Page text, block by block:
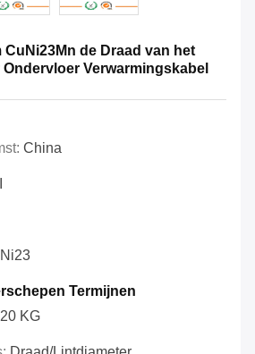
CuNi23Mn de Draad van het
Verwarmingskabel
China
Termijnen
20 KG